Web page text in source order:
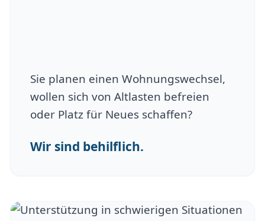
Sie planen einen Wohnungswechsel,
wollen sich von Altlasten befreien
oder Platz für Neues schaffen?
Wir sind behilflich.